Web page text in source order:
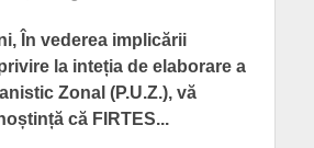
În vederea implicării
la inteția de elaborare a
Zonal (P.U.Z.), vă
că FIRTES...